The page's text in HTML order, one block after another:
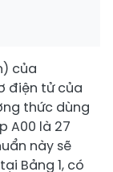
của
điện tử của
thức dùng
A00 là 27
này sẽ
Bảng 1, có